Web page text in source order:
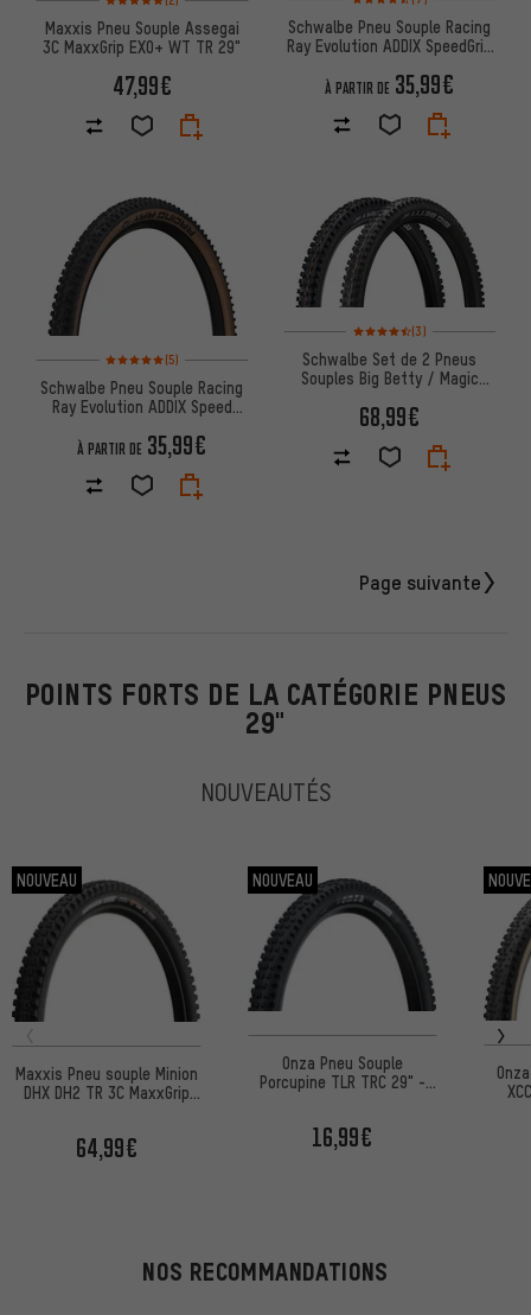
Maxxis Pneu Souple Assegai
3C MaxxGrip EXO+ WT TR 29"
47,99€
Schwalbe Pneu Souple Racing
Ray Evolution ADDIX SpeedGrip
À PARTIR DE 35,99€
Note moyenne : 5 sur 5 d'après 5 avis
(5)
Schwalbe Pneu Souple Racing
Ray Evolution ADDIX Speed
À PARTIR DE 35,99€
Note moyenne : 4,5 sur 5
(3)
Schwalbe Set de 2 Pneus
Souples Big Betty / Magic
68,99€
Page suivante
POINTS FORTS DE LA CATÉGORIE PNEUS
29"
NOUVEAUTÉS
NOUVEAU
Maxxis Pneu souple Minion
DHX DH2 TR 3C MaxxGrip
64,99€
NOUVEAU
Onza Pneu Souple
Porcupine TLR TRC 29" -
16,99€
NOS RECOMMANDATIONS